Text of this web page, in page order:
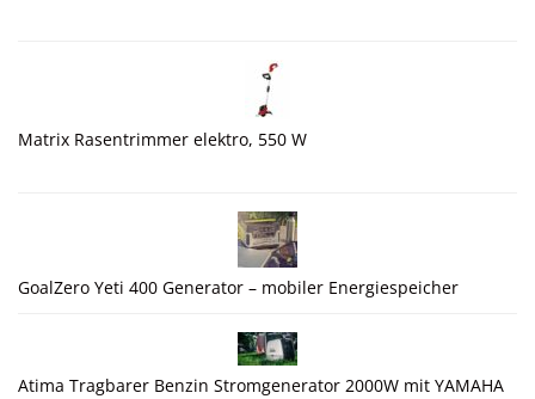
Matrix Rasentrimmer elektro, 550 W
GoalZero Yeti 400 Generator – mobiler Energiespeicher
Atima Tragbarer Benzin Stromgenerator 2000W mit YAMAHA